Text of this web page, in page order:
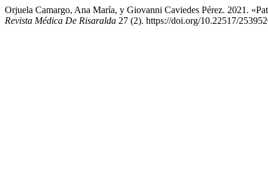
Orjuela Camargo, Ana María, y Giovanni Caviedes Pérez. 2021.
Revista Médica De Risaralda 27 (2). https://doi.org/10.22517/